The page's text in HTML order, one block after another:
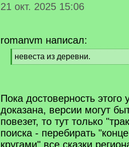
21 окт. 2025 15:06
romanvm написал:
[
q
невеста из деревни.
[
Пока достоверность этого
доказана, версии могут
повезет, то тут только
поиска - перебирать
кругами" все сказки